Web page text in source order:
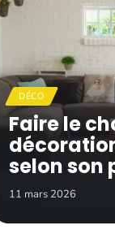
DÉCO
Faire le
selon son
11 mars 2026